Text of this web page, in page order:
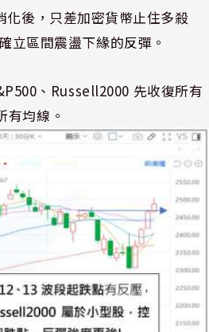
後，只差加密貨幣止住多殺
立區間震盪下緣的反彈。
、Russell2000 先收復所有
均線。